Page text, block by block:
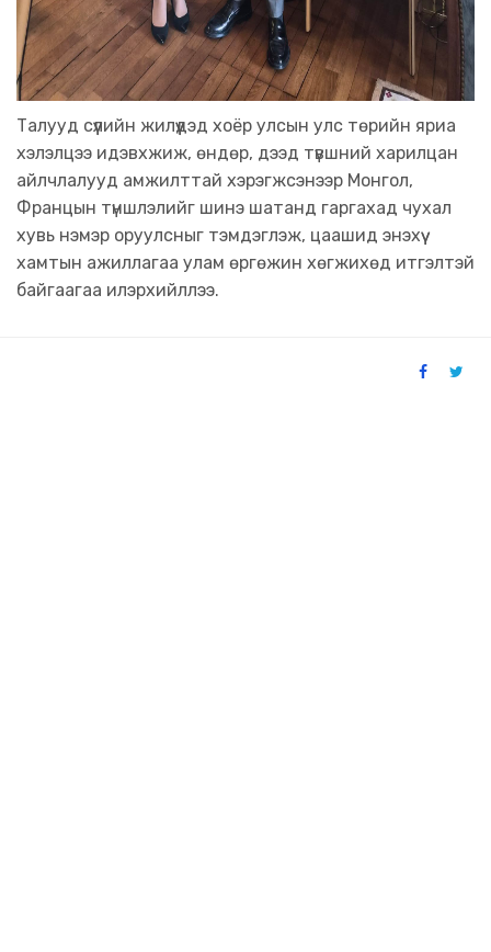
Талууд сүүлийн жилүүдэд хоёр улсын улс төрийн яриа
хэлэлцээ идэвхжиж, өндөр, дээд түвшний харилцан
айлчлалууд амжилттай хэрэгжсэнээр Монгол,
Францын түншлэлийг шинэ шатанд гаргахад чухал
хувь нэмэр оруулсныг тэмдэглэж, цаашид энэхүү
хамтын ажиллагаа улам өргөжин хөгжихөд итгэлтэй
байгаагаа илэрхийллээ.